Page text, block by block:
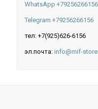
WhatsApp +79256266156
Telegram +79256266156
тел: +7(925)626-6156
эл.почта: info@mif-